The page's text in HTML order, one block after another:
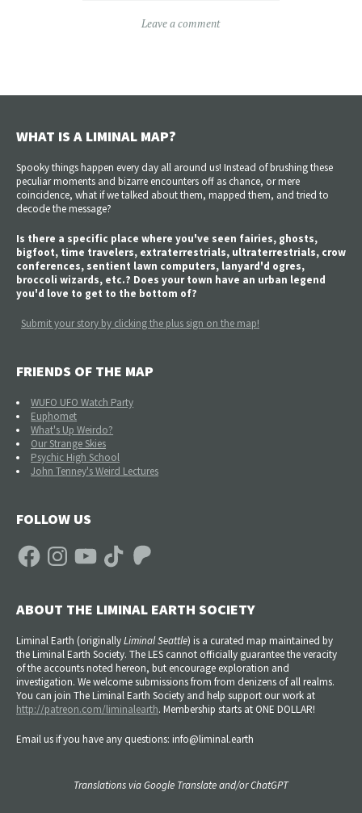
Leave a comment
WHAT IS A LIMINAL MAP?
Spooky things happen every day all around us! Instead of brushing these
peculiar moments and bizarre encounters off as chance, or mere
coincidence, what if we talked about them, mapped them, and tried to
decode the message?
Is there a specific place where you've seen fairies, ghosts,
bigfoot, time travelers, extraterrestrials, ultraterrestrials, crow
conferences, sentient lawn computers, lanyard'd ogres,
broccoli wizards, etc.? Does your town have an urban legend
you'd love to get to the bottom of?
Submit your story by clicking the plus sign on the map!
FRIENDS OF THE MAP
WUFO UFO Watch Party
Euphomet
What's Up Weirdo?
Our Strange Skies
Psychic High School
John Tenney's Weird Lectures
FOLLOW US
FacebookInstagramYouTube TikTok Patreon
ABOUT THE LIMINAL EARTH SOCIETY
Liminal Earth (originallyLiminal Seattle) is a curated map maintained by
the Liminal Earth Society. The LES cannot officially guarantee the veracity
of the accounts noted hereon, but encourage exploration and
investigation. We welcome submissions from from denizens of all realms.
You can join The Liminal Earth Society and help support our work at
http://patreon.com/liminalearth. Membership starts at ONE DOLLAR!
Email us if you have any questions: info@liminal.earth
Translations via Google Translate and/or ChatGPT